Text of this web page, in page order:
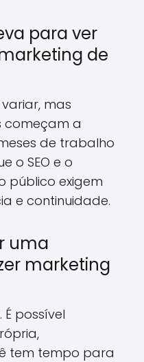
para ver
de
mas
começam a
de trabalho
o SEO e o
público exigem
e continuidade.
uma
marketing
possível
tem tempo para